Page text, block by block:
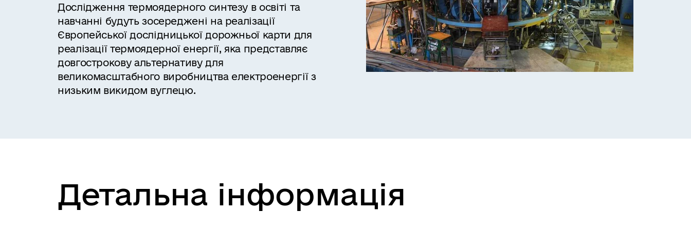
Дослідження термоядерного синтезу в освіті та
навчанні будуть зосереджені на реалізації
Європейської дослідницької дорожньої карти для
реалізації термоядерної енергії, яка представляє
довгострокову альтернативу для
великомасштабного виробництва електроенергії з
низьким викидом вуглецю.
Детальна інформація